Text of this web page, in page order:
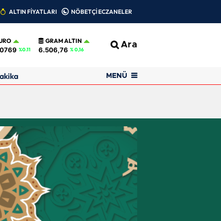
ALTIN FİYATLARI NÖBETÇİ ECZANELER
%0.11
GRAM ALTIN
6.506,76 % 0,16 Ara
MENÜ